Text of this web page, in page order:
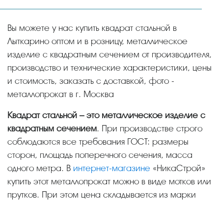
Вы можете у нас купить квадрат стальной в
Лыткарино оптом и в розницу, металлическое
изделие с квадратным сечением от производителя,
производство и технические характеристики, цены
и стоимость, заказать с доставкой, фото -
металлопрокат в г. Москва
Квадрат стальной – это металлическое изделие с
квадратным сечением. При производстве строго
соблюдаются все требования ГОСТ: размеры
сторон, площадь поперечного сечения, масса
одного метра. В интернет-магазине «НикаСтрой»
купить этот металлопрокат можно в виде мотков или
прутков. При этом цена складывается из марки